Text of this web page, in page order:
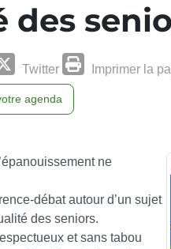
des
Twitter Imprimer la
agenda
ne
débat autour d’un sujet
des seniors.
et sans tabou